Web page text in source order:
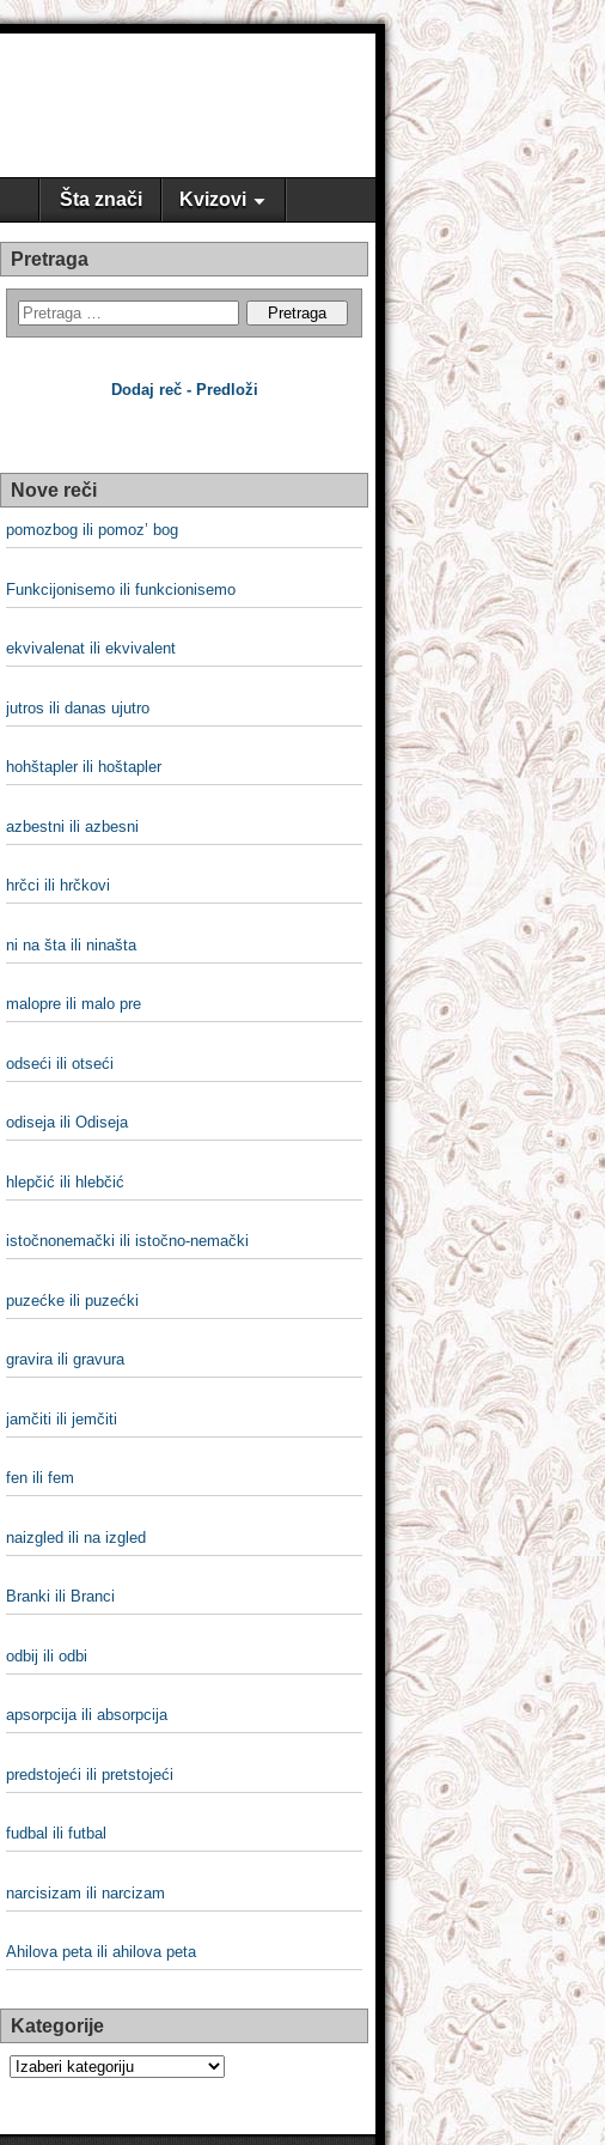
Šta znači Kvizovi
Pretraga
Dodaj reč - Predloži
Nove reči
pomozbog ili pomoz’ bog
Funkcijonisemo ili funkcionisemo
ekvivalenat ili ekvivalent
jutros ili danas ujutro
hohštapler ili hoštapler
azbestni ili azbesni
hrčci ili hrčkovi
ni na šta ili ninašta
malopre ili malo pre
odseći ili otseći
odiseja ili Odiseja
hlepčić ili hlebčić
istočnonemački ili istočno-nemački
puzećke ili puzećki
gravira ili gravura
jamčiti ili jemčiti
fen ili fem
naizgled ili na izgled
Branki ili Branci
odbij ili odbi
apsorpcija ili absorpcija
predstojeći ili pretstojeći
fudbal ili futbal
narcisizam ili narcizam
Ahilova peta ili ahilova peta
Kategorije
Kategorije